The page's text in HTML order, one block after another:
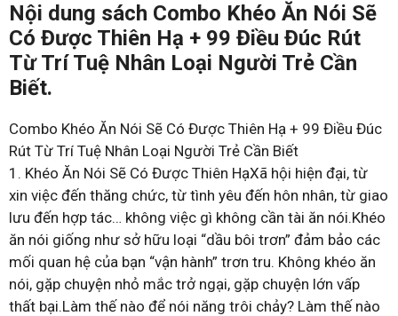
Nội dung sách Combo Khéo Ăn Nói Sẽ
Có Được Thiên Hạ + 99 Điều Đúc Rút
Từ Trí Tuệ Nhân Loại Người Trẻ Cần
Biết.
Combo Khéo Ăn Nói Sẽ Có Được Thiên Hạ + 99 Điều Đúc
Rút Từ Trí Tuệ Nhân Loại Người Trẻ Cần Biết
1. Khéo Ăn Nói Sẽ Có Được Thiên HạXã hội hiện đại, từ
xin việc đến thăng chức, từ tình yêu đến hôn nhân, từ giao
lưu đến hợp tác… không việc gì không cần tài ăn nói.Khéo
ăn nói giống như sở hữu loại “dầu bôi trơn” đảm bảo các
mối quan hệ của bạn “vận hành” trơn tru. Không khéo ăn
nói, gặp chuyện nhỏ mắc trở ngại, gặp chuyện lớn vấp
thất bại.Làm thế nào để nói năng trôi chảy? Làm thế nào